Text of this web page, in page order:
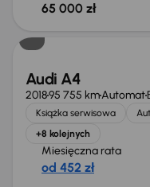
65 000 zł
Świeżo skupione
Audi A4
201895 755 kmAutomat
Książka serwisowa
+8 kolejnych
Miesięczna rata
od 452 zł